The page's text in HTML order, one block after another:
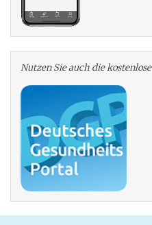
Nutzen Sie auch die